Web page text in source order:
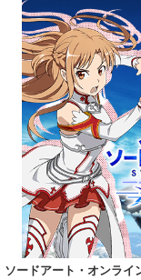
ソードアート・オンラ